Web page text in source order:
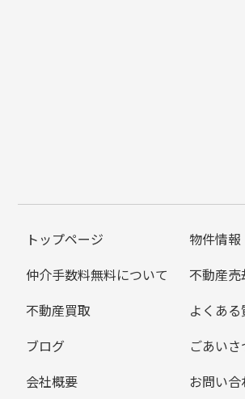
トップページ
物件情報
仲介手数料無料について
不動産売
不動産買取
よくある
ブログ
ごあいさ
会社概要
お問い合